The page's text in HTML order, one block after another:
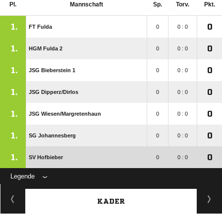
Pl. Mannschaft Sp. Torv. Pkt.
1. FT Fulda 0 0 : 0 0
1. HGM Fulda 2 0 0 : 0 0
1. JSG Bieberstein 1 0 0 : 0 0
1. JSG Dipperz/​Dirlos 0 0 : 0 0
1. JSG Wiesen/​Margretenhaun 0 0 : 0 0
1. SG Johannesberg 0 0 : 0 0
1. SV Hofbieber 0 0 : 0 0
Legende
KADER